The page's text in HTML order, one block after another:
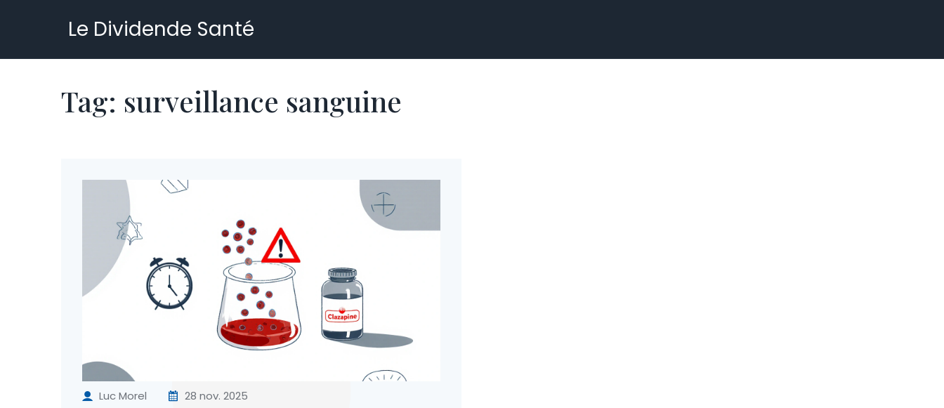
Le Dividende Santé
Tag: surveillance sanguine
Luc Morel 28 nov. 2025